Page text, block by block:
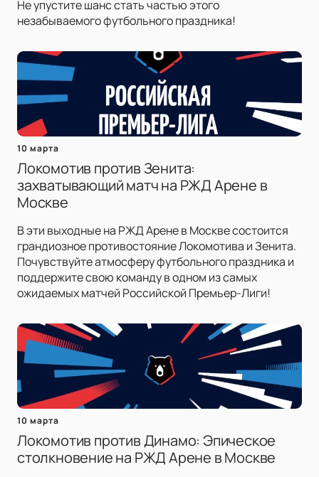
Не упустите шанс стать частью этого
незабываемого футбольного праздника!
10 марта
Локомотив против Зенита:
захватывающий матч на РЖД Арене в
Москве
В эти выходные на РЖД Арене в Москве состоится
грандиозное противостояние Локомотива и Зенита.
Почувствуйте атмосферу футбольного праздника и
поддержите свою команду в одном из самых
ожидаемых матчей Российской Премьер-Лиги!
10 марта
Локомотив против Динамо: Эпическое
столкновение на РЖД Арене в Москве